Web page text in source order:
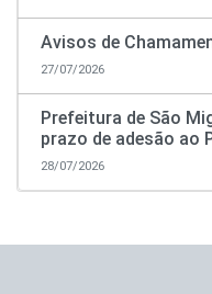
Avisos de
27/07/2026
Prefeitura de São
prazo de adesão ao
28/07/2026